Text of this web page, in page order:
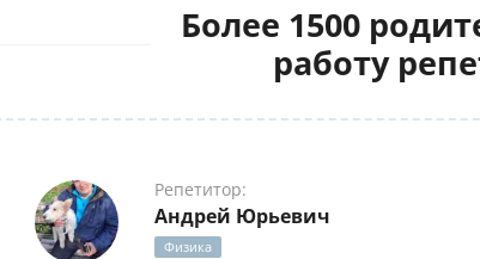
Более 1500
работу
Репетитор:
Андрей Юрьевич
Физика